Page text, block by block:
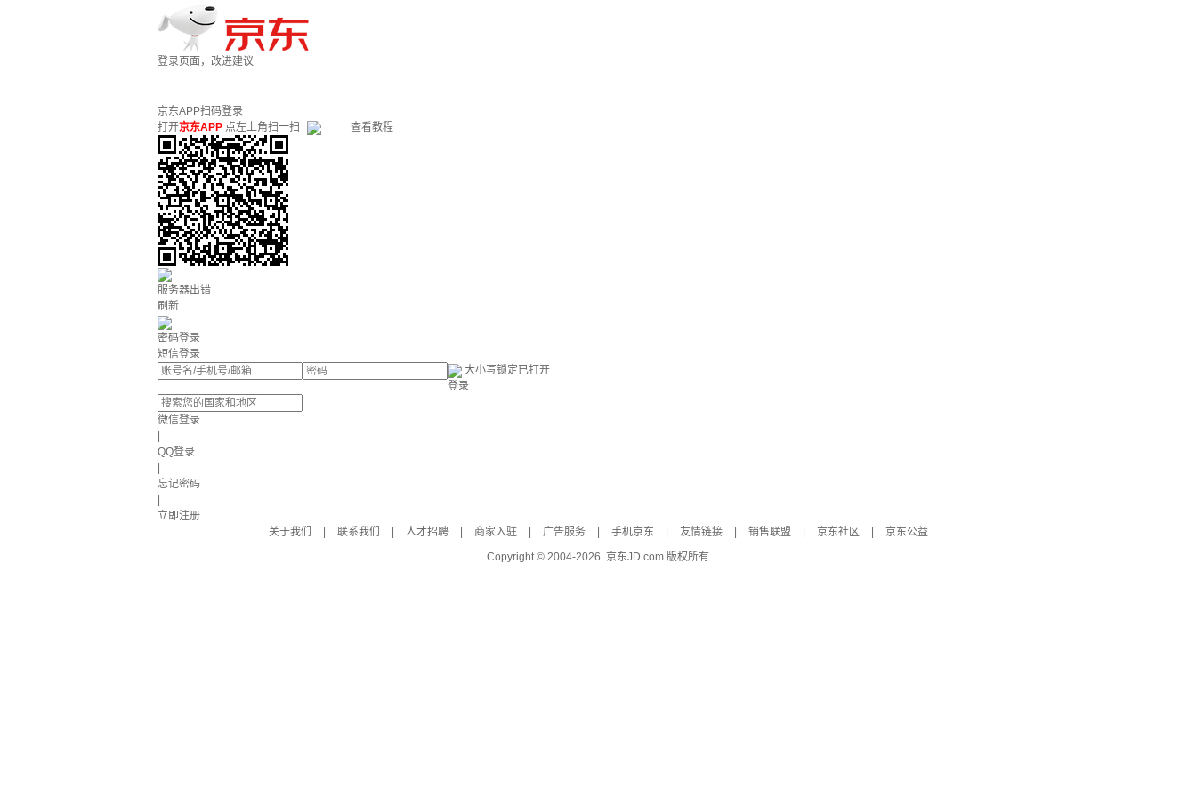
登录页面，改进建议
京东APP扫码登录
打开京东APP 点左上角扫一扫 查看教程
服务器出错
刷新
密码登录
短信登录
大小写锁定已打开
登录
微信登录
QQ登录
忘记密码
立即注册
关于我们
联系我们 人才招聘 商家入驻 广告服务 手机京东 友情链接 销售联盟 京东社区
京东公益
Copyright © 2004-2026 京东JD.com 版权所有